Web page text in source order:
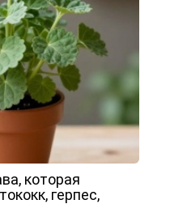
которая
герпес,